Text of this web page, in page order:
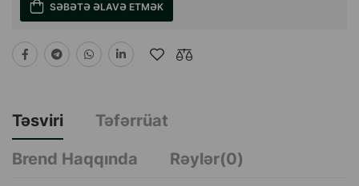
SƏBƏTƏ ƏLAVƏ ETMƏK
Təsviri
Təfərrüat
Brend Haqqında
Rəylər(0)